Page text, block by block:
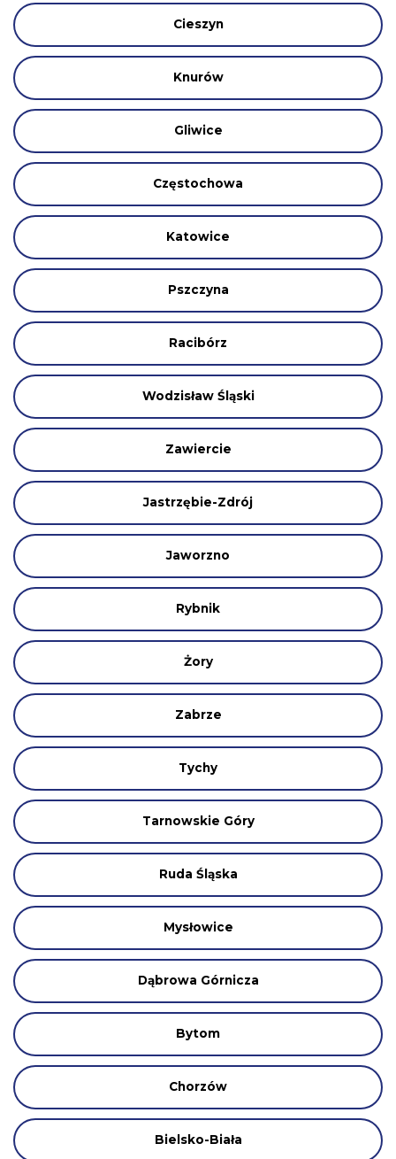
Cieszyn
Knurów
Gliwice
Częstochowa
Katowice
Pszczyna
Racibórz
Wodzisław Śląski
Zawiercie
Jastrzębie-Zdrój
Jaworzno
Rybnik
Żory
Zabrze
Tychy
Tarnowskie Góry
Ruda Śląska
Mysłowice
Dąbrowa Górnicza
Bytom
Chorzów
Bielsko-Biała